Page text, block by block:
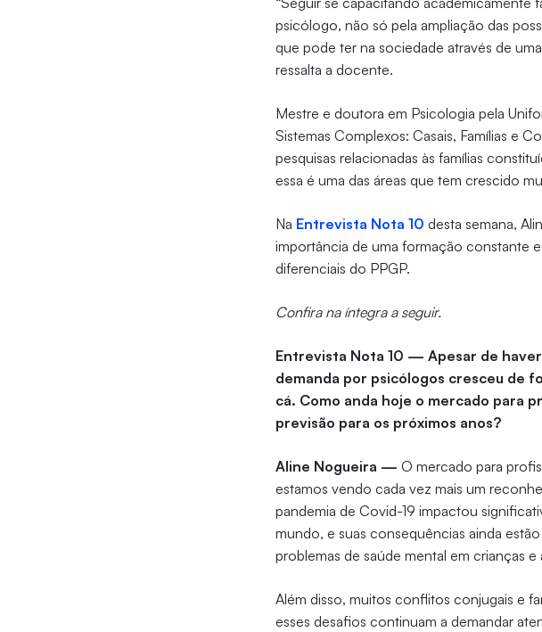
psicólogo, não só pela ampliação das
que pode ter na sociedade através de
ressalta a docente.
Mestre e doutora em Psicologia pela
Sistemas Complexos: Casais, Famílias e
pesquisas relacionadas às famílias
essa é uma das áreas que tem crescido
Na Entrevista Nota 10 desta semana,
importância de uma formação constante
diferenciais do PPGP.
Confira na íntegra a seguir.
Entrevista Nota 10 — Apesar de
demanda por psicólogos cresceu de
cá. Como anda hoje o mercado para
previsão para os próximos anos?
Aline Nogueira — O mercado para
estamos vendo cada vez mais um
pandemia de Covid-19 impactou
mundo, e suas consequências ainda
problemas de saúde mental em crianças
Além disso, muitos conflitos conjugais e
esses desafios continuam a demandar